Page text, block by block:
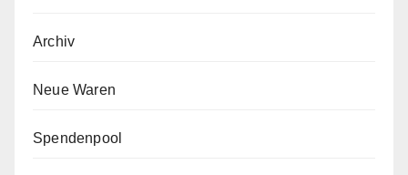
Archiv
Neue Waren
Spendenpool